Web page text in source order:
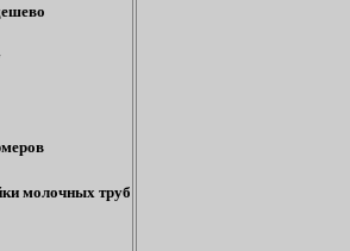
молочных труб